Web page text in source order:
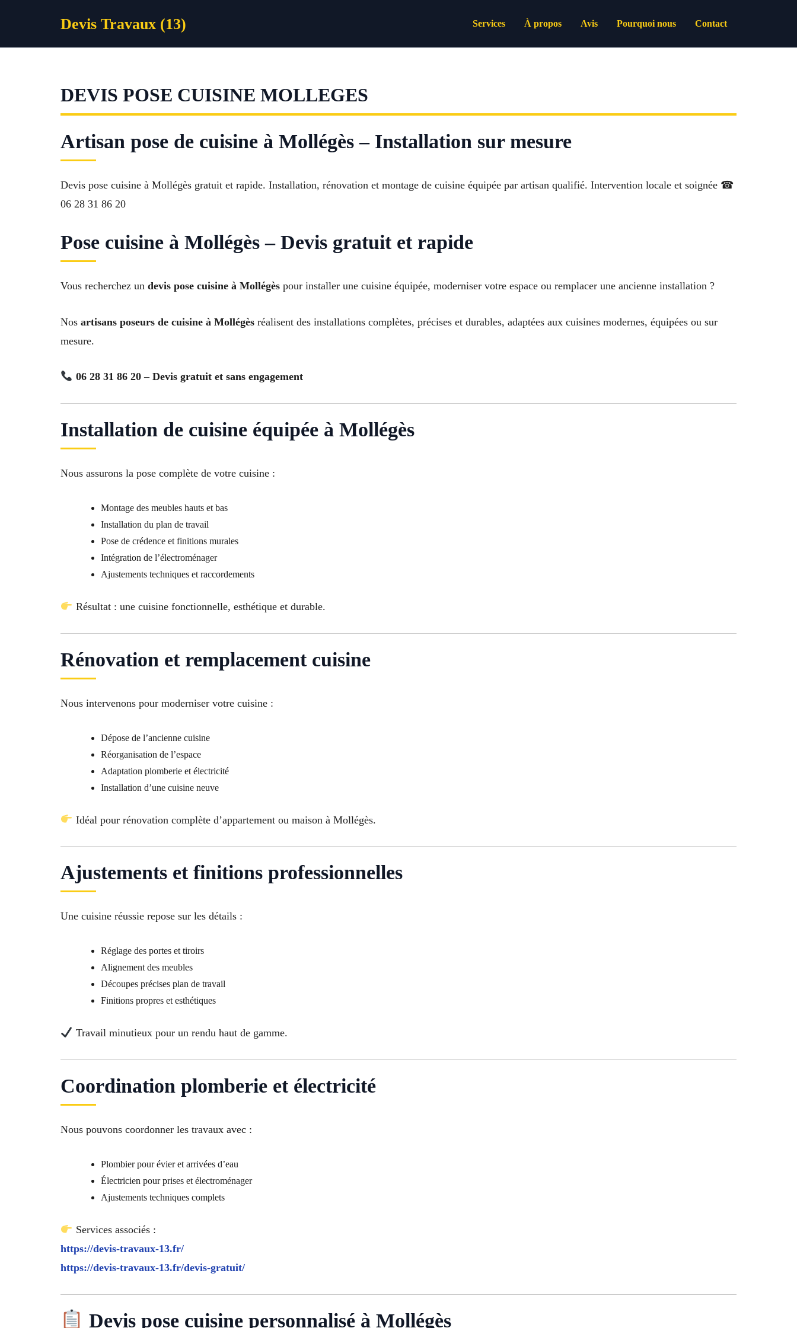
Devis Travaux (13) Services À propos Avis Pourquoi nous Contact
DEVIS POSE CUISINE MOLLEGES
Artisan pose de cuisine à Mollégès – Installation sur mesure
Devis pose cuisine à Mollégès gratuit et rapide. Installation, rénovation et montage de cuisine équipée par artisan qualifié. Intervention locale et soignée ☎
06 28 31 86 20
Pose cuisine à Mollégès – Devis gratuit et rapide
Vous recherchez un devis pose cuisine à Mollégès pour installer une cuisine équipée, moderniser votre espace ou remplacer une ancienne installation ?
Nos artisans poseurs de cuisine à Mollégès réalisent des installations complètes, précises et durables, adaptées aux cuisines modernes, équipées ou sur
mesure.
06 28 31 86 20 – Devis gratuit et sans engagement
Installation de cuisine équipée à Mollégès
Nous assurons la pose complète de votre cuisine :
Montage des meubles hauts et bas
Installation du plan de travail
Pose de crédence et finitions murales
Intégration de l’électroménager
Ajustements techniques et raccordements
Résultat : une cuisine fonctionnelle, esthétique et durable.
Rénovation et remplacement cuisine
Nous intervenons pour moderniser votre cuisine :
Dépose de l’ancienne cuisine
Réorganisation de l’espace
Adaptation plomberie et électricité
Installation d’une cuisine neuve
Idéal pour rénovation complète d’appartement ou maison à Mollégès.
Ajustements et finitions professionnelles
Une cuisine réussie repose sur les détails :
Réglage des portes et tiroirs
Alignement des meubles
Découpes précises plan de travail
Finitions propres et esthétiques
Travail minutieux pour un rendu haut de gamme.
Coordination plomberie et électricité
Nous pouvons coordonner les travaux avec :
Plombier pour évier et arrivées d’eau
Électricien pour prises et électroménager
Ajustements techniques complets
Services associés :
https://devis-travaux-13.fr/
https://devis-travaux-13.fr/devis-gratuit/
Devis pose cuisine personnalisé à Mollégès